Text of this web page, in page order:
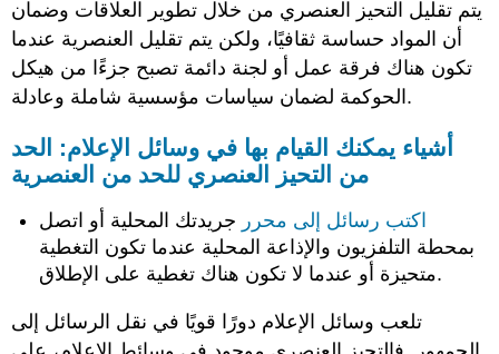
يتم تقليل التحيز العنصري من خلال تطوير العلاقات وضمان
أن المواد حساسة ثقافيًا، ولكن يتم تقليل العنصرية عندما
تكون هناك فرقة عمل أو لجنة دائمة تصبح جزءًا من هيكل
الحوكمة لضمان سياسات مؤسسية شاملة وعادلة.
أشياء يمكنك القيام بها في وسائل الإعلام: الحد
من التحيز العنصري للحد من العنصرية
اكتب رسائل إلى محرر جريدتك المحلية أو اتصل
بمحطة التلفزيون والإذاعة المحلية عندما تكون التغطية
متحيزة أو عندما لا تكون هناك تغطية على الإطلاق.
تلعب وسائل الإعلام دورًا قويًا في نقل الرسائل إلى